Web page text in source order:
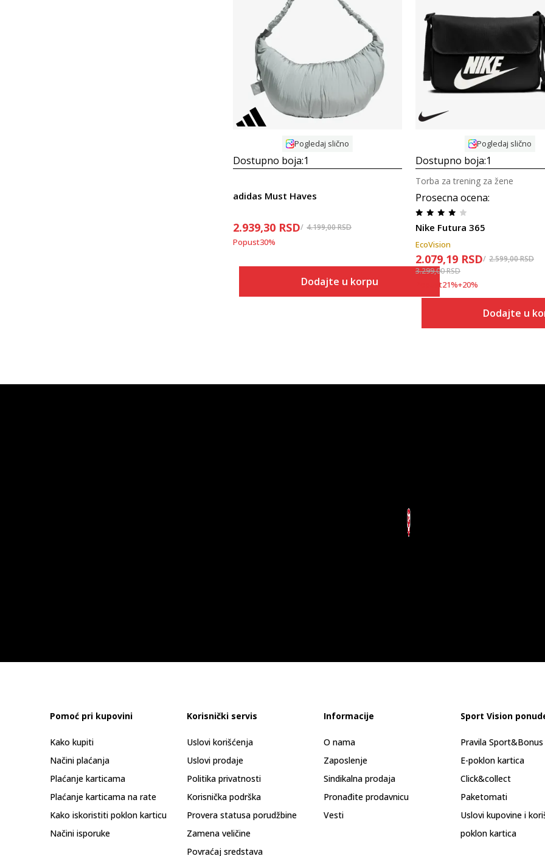
Pogledaj slično
Dostupno boja:1
adidas Must Haves
2.939,30 RSD 4.199,00RSD
Popust30%
Dodajte u korpu
Pogledaj slično
Dostupno boja:1
Prosecna ocena:
Nike Futura 365
Torba za trening za žene
EcoVision
2.079,19 RSD 2.599,00RSD
3.299,00RSD
Popust21%+20%
Dodajte u
Pomoć pri kupovini
Kako kupiti
Načini plaćanja
Plaćanje karticama
Plaćanje karticama na rate
Kako iskoristiti poklon karticu
Načini isporuke
Korisnički servis
Uslovi korišćenja
Uslovi prodaje
Politika privatnosti
Korisnička podrška
Provera statusa porudžbine
Zamena veličine
Povraćaj sredstava
Informacije
O nama
Zaposlenje
Sindikalna prodaja
Pronađite prodavnicu
Vesti
Sport Vision
Pravila
E-poklon kartica
Click&collect
Paketomati
Uslovi kupovine i
poklon kartica